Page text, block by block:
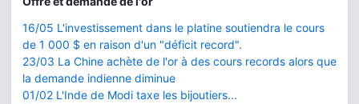
16/05 L'investissement dans le platine soutiendra le cours
de 1 000 $ en raison d'un "déficit record".
23/03 La Chine achète de l'or à des cours records alors que
la demande indienne diminue
01/02 L'Inde de Modi taxe les bijoutiers...